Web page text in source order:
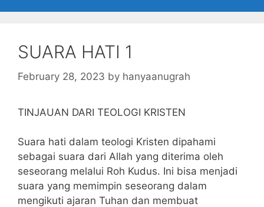
SUARA HATI 1
February 28, 2023 by hanyaanugrah
TINJAUAN DARI TEOLOGI KRISTEN
Suara hati dalam teologi Kristen dipahami
sebagai suara dari Allah yang diterima oleh
seseorang melalui Roh Kudus. Ini bisa menjadi
suara yang memimpin seseorang dalam
mengikuti ajaran Tuhan dan membuat